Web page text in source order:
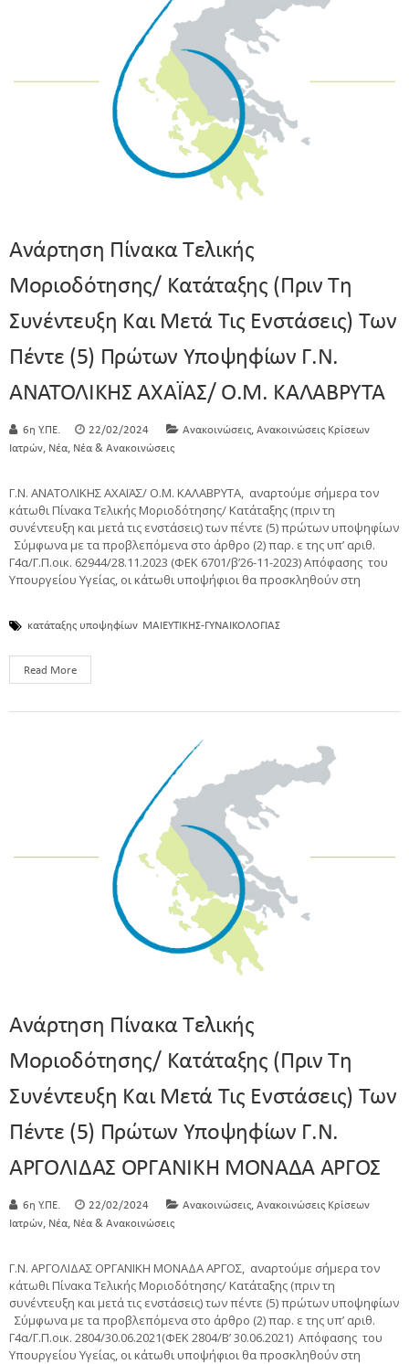
Ανάρτηση Πίνακα Τελικής
Μοριοδότησης/ Κατάταξης (πριν Τη
Συνέντευξη Και Μετά Τις Ενστάσεις) Των
Πέντε (5) Πρώτων Υποψηφίων Γ.Ν.
ΑΝΑΤΟΛΙΚΗΣ ΑΧΑΪΑΣ/ Ο.Μ. ΚΑΛΑΒΡΥΤΑ
6η Υ.ΠΕ. 22/02/2024 Ανακοινώσεις Ανακοινώσεις Κρίσεων
Ιατρών Νέα Νέα & Ανακοινώσεις
Γ.Ν. ΑΝΑΤΟΛΙΚΗΣ ΑΧΑΪΑΣ/ Ο.Μ. ΚΑΛΑΒΡΥΤΑ, αναρτούμε σήμερα τον
κάτωθι Πίνακα Τελικής Μοριοδότησης/ Κατάταξης (πριν τη
συνέντευξη και μετά τις ενστάσεις) των πέντε (5) πρώτων υποψηφίων
Σύμφωνα με τα προβλεπόμενα στο άρθρο (2) παρ. ε της υπ’ αριθ.
Γ4α/Γ.Π.οικ. 62944/28.11.2023 (ΦΕΚ 6701/β’26-11-2023) Απόφασης του
Υπουργείου Υγείας, οι κάτωθι υποψήφιοι θα προσκληθούν στη
κατάταξης υποψηφίων ΜΑΙΕΥΤΙΚΗΣ-ΓΥΝΑΙΚΟΛΟΓΙΑΣ
Read More
Ανάρτηση Πίνακα Τελικής
Μοριοδότησης/ Κατάταξης (πριν Τη
Συνέντευξη Και Μετά Τις Ενστάσεις) Των
Πέντε (5) Πρώτων Υποψηφίων Γ.Ν.
ΑΡΓΟΛΙΔΑΣ ΟΡΓΑΝΙΚΗ ΜΟΝΑΔΑ ΑΡΓΟΣ
6η Υ.ΠΕ. 22/02/2024 Ανακοινώσεις, Ανακοινώσεις Κρίσεων
Ιατρών, Νέα, Νέα & Ανακοινώσεις
Γ.Ν. ΑΡΓΟΛΙΔΑΣ ΟΡΓΑΝΙΚΗ ΜΟΝΑΔΑ ΑΡΓΟΣ, αναρτούμε σήμερα τον
κάτωθι Πίνακα Τελικής Μοριοδότησης/ Κατάταξης (πριν τη
συνέντευξη και μετά τις ενστάσεις) των πέντε (5) πρώτων υποψηφίων
Σύμφωνα με τα προβλεπόμενα στο άρθρο (2) παρ. ε της υπ’ αριθ.
Γ4α/Γ.Π.οικ. 2804/30.06.2021(ΦΕΚ 2804/Β’ 30.06.2021) Απόφασης του
Υπουργείου Υγείας, οι κάτωθι υποψήφιοι θα προσκληθούν στη